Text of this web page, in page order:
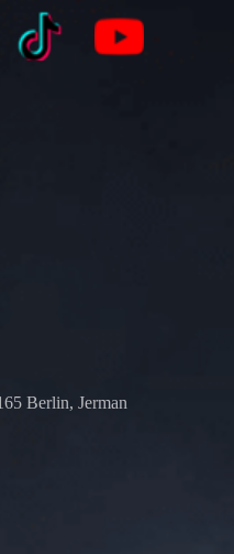
Berlin, Jerman